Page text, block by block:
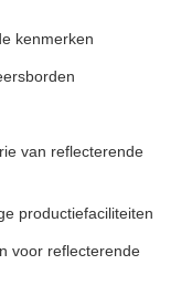
kenmerken
van reflecterende
productiefaciliteiten
voor reflecterende